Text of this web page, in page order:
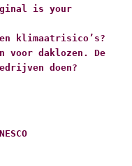
is your
klimaatrisico’s?
voor daklozen. De
doen?